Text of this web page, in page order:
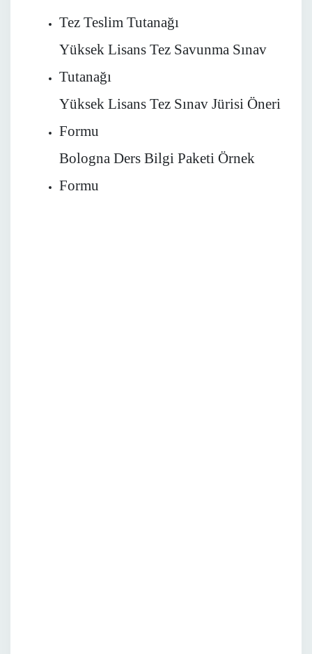
Tez Teslim Tutanağı
Yüksek Lisans Tez Savunma Sınav
Tutanağı
Yüksek Lisans Tez Sınav Jürisi Öneri
Formu
Bologna Ders Bilgi Paketi Örnek
Formu